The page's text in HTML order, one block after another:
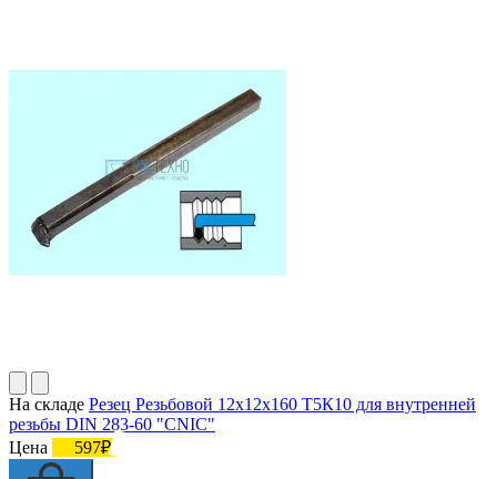
На складе Резец Резьбовой 12х12х160 Т5К10 для внутренней
резьбы DIN 283-60 "CNIC"
Цена
597₽